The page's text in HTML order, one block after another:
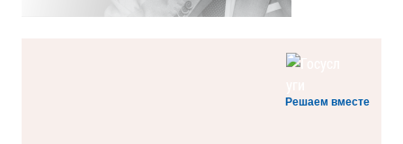
Решаем вместе